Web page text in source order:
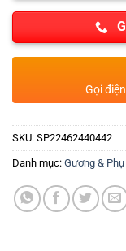
Gọi
SKU: SP22462440442
Danh mục: Gương &